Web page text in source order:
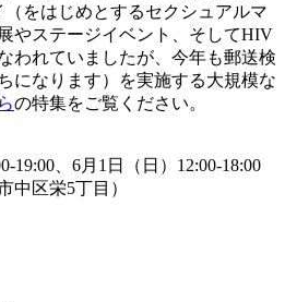
をはじめとするセクシュアルマ
やステージイベント、そしてHIV
われていましたが、今年も郵送検
になります）を実施する大規模な
の特集をご覧ください。
19:00、6月1日（日）12:00-18:00
中区栄5丁目）